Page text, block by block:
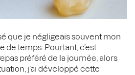
que je négligeais souvent mon
de temps. Pourtant, c’est
préféré de la journée, alors
j’ai développé cette